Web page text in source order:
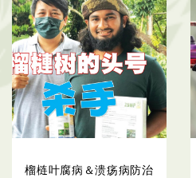
榴梿叶腐病＆溃疡病防治